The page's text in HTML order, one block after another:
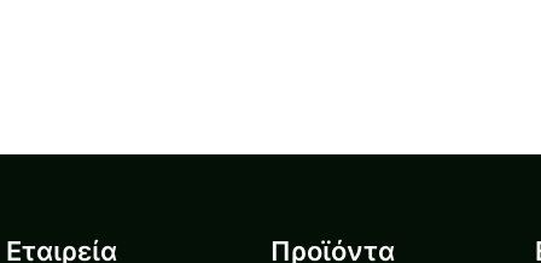
Εταιρεία Προϊόντα